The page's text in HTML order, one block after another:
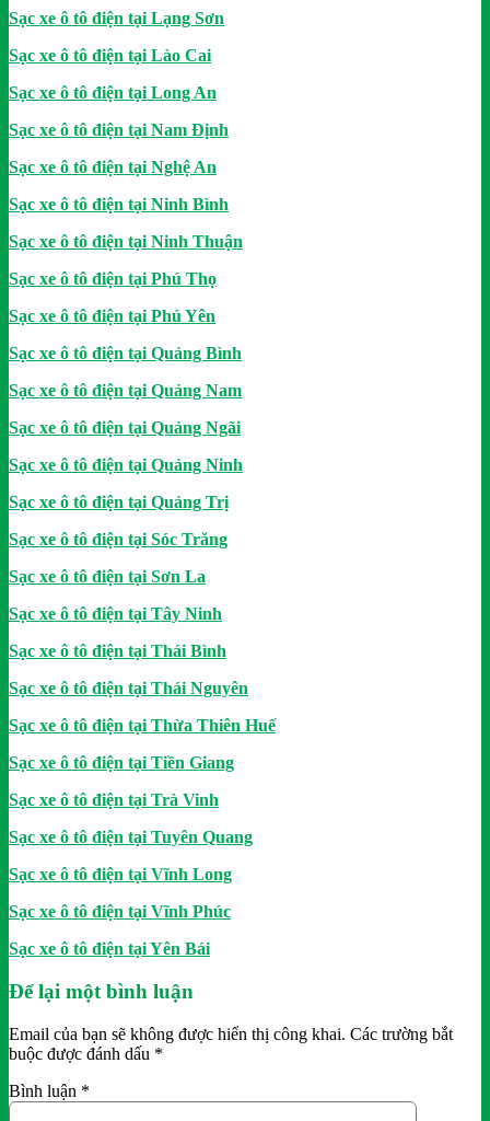
Sạc xe ô tô điện tại Lạng Sơn
Sạc xe ô tô điện tại Lào Cai
Sạc xe ô tô điện tại Long An
Sạc xe ô tô điện tại Nam Định
Sạc xe ô tô điện tại Nghệ An
Sạc xe ô tô điện tại Ninh Bình
Sạc xe ô tô điện tại Ninh Thuận
Sạc xe ô tô điện tại Phú Thọ
Sạc xe ô tô điện tại Phú Yên
Sạc xe ô tô điện tại Quảng Bình
Sạc xe ô tô điện tại Quảng Nam
Sạc xe ô tô điện tại Quảng Ngãi
Sạc xe ô tô điện tại Quảng Ninh
Sạc xe ô tô điện tại Quảng Trị
Sạc xe ô tô điện tại Sóc Trăng
Sạc xe ô tô điện tại Sơn La
Sạc xe ô tô điện tại Tây Ninh
Sạc xe ô tô điện tại Thái Bình
Sạc xe ô tô điện tại Thái Nguyên
Sạc xe ô tô điện tại Thừa Thiên Huế
Sạc xe ô tô điện tại Tiền Giang
Sạc xe ô tô điện tại Trà Vinh
Sạc xe ô tô điện tại Tuyên Quang
Sạc xe ô tô điện tại Vĩnh Long
Sạc xe ô tô điện tại Vĩnh Phúc
Sạc xe ô tô điện tại Yên Bái
Để lại một bình luận
Email của bạn sẽ không được hiển thị công khai. Các trường bắt
buộc được đánh dấu *
Bình luận *